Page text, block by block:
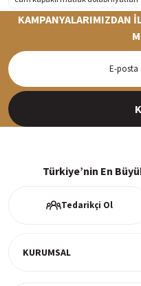
Siparişleriniz en kısa sürede
KAMPANYALARIMIZDAN
Türkiye’nin En
Tedarikçi Ol
KURUMSAL